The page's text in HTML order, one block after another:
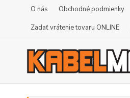
O nás Obchodné podmienky
Zadať vrátenie tovaru ONLINE